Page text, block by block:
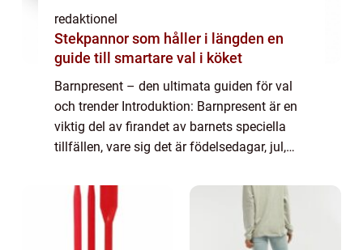
redaktionel
Stekpannor som håller i längden en
guide till smartare val i köket
Barnpresent – den ultimata guiden för val
och trender Introduktion: Barnpresent är en
viktig del av firandet av barnets speciella
tillfällen, vare sig det är födelsedagar, jul,
enorm variation av barnp...